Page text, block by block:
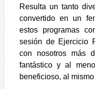
Resulta un tanto
convertido en un
estos programas
sesión de Ejercicio
con nosotros más
fantástico y al
beneficioso, al